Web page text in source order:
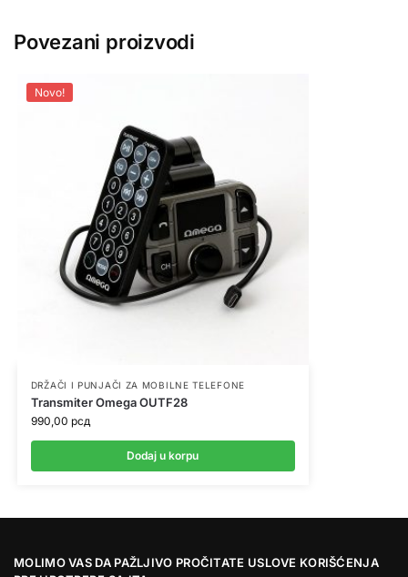
Povezani proizvodi
Novo!
DRŽAČI I PUNJAČI ZA MOBILNE TELEFONE
Transmiter Omega OUTF28
990,00 рсд
Dodaj u korpu
MOLIMO VAS DA PAŽLJIVO PROČITATE USLOVE KORIŠĆENJA